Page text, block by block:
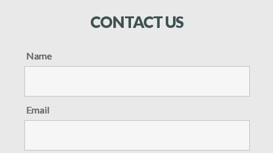
CONTACTUS
Name
Email